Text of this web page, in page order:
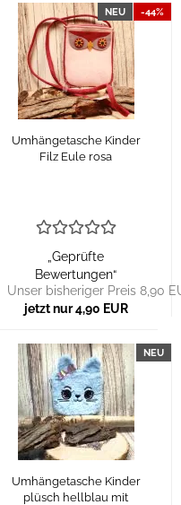
NEU -44%
Umhängetasche Kinder
Filz Eule rosa
„Geprüfte
Bewertungen“
Unser bisheriger Preis 8,90
jetzt nur 4,90 EUR
NEU
Umhängetasche Kinder
plüsch hellblau mit